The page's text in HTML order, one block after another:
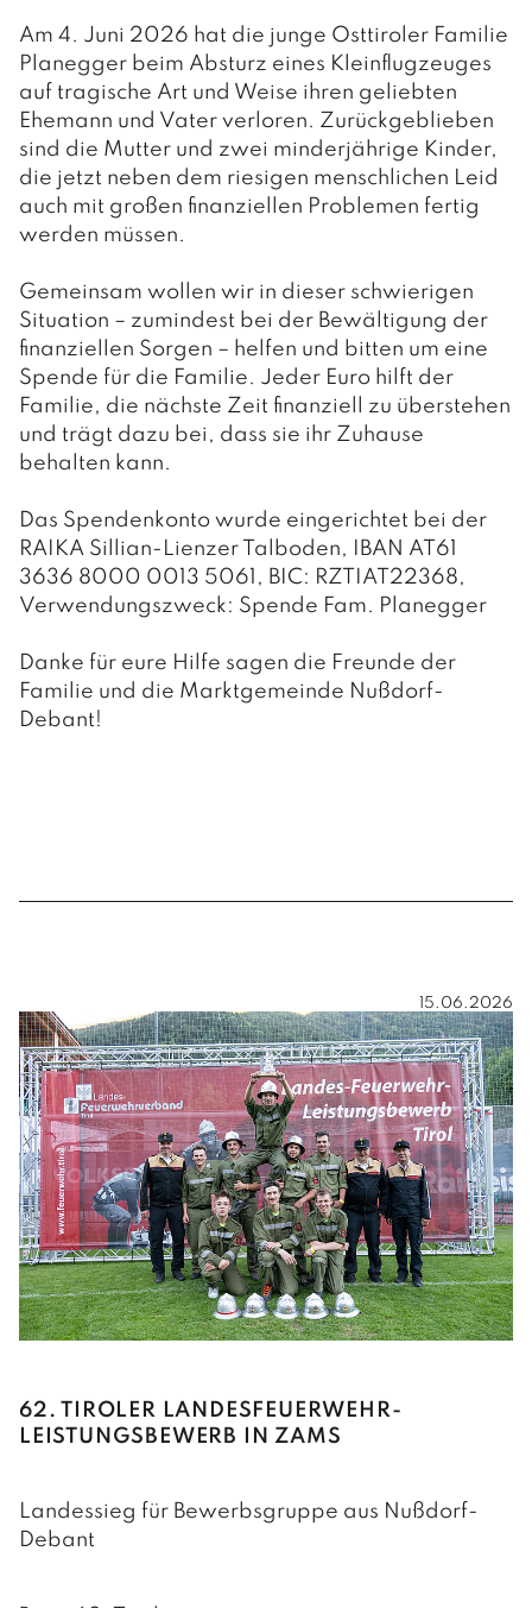
Am 4. Juni 2026 hat die junge Osttiroler Familie
Planegger beim Absturz eines Kleinflugzeuges
auf tragische Art und Weise ihren geliebten
Ehemann und Vater verloren. Zurückgeblieben
sind die Mutter und zwei minderjährige Kinder,
die jetzt neben dem riesigen menschlichen Leid
auch mit großen finanziellen Problemen fertig
werden müssen.
Gemeinsam wollen wir in dieser schwierigen
Situation – zumindest bei der Bewältigung der
finanziellen Sorgen – helfen und bitten um eine
Spende für die Familie. Jeder Euro hilft der
Familie, die nächste Zeit finanziell zu überstehen
und trägt dazu bei, dass sie ihr Zuhause
behalten kann.
Das Spendenkonto wurde eingerichtet bei der
RAIKA Sillian-Lienzer Talboden, IBAN AT61
3636 8000 0013 5061, BIC: RZTIAT22368,
Verwendungszweck: Spende Fam. Planegger
Danke für eure Hilfe sagen die Freunde der
Familie und die Marktgemeinde Nußdorf-
Debant!
62. TIROLER LANDESFEUERWEHR-
LEISTUNGSBEWERB IN ZAMS
Landessieg für Bewerbsgruppe aus Nußdorf-
Debant
15.06.2026